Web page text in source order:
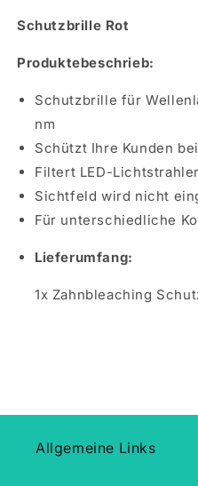
Schutzbrille Rot
Produktebeschrieb:
Schutzbrille für
nm
Schützt Ihre Kunden
Filtert LED-
Sichtfeld wird nicht
Für unterschiedliche
Lieferumfang:
1x Zahnbleaching
Allgemeine Links